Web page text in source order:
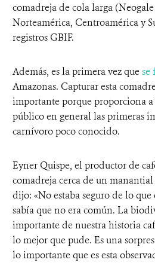
comadreja de cola larga
Norteamérica, Centroamérica y
registros GBIF.
Además, es la primera vez quese
Amazonas. Capturar esta
importante porque proporciona
público en general las primeras
carnívoro poco conocido.
Eyner Quispe, el productor de
comadreja cerca de un
dijo: «No estaba seguro de lo
sabía que no era común. La
importante de nuestra historia
lo mejor que pude. Es una
lo importante que es esta